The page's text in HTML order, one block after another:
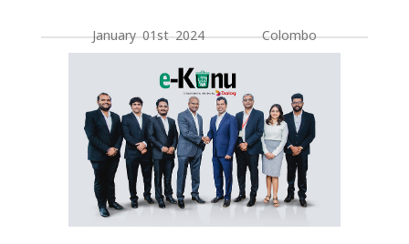
January 01st 2024 Colombo